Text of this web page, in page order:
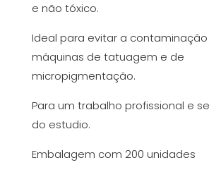
e não tóxico.
Ideal para evitar a
máquinas de tatuagem e de
micropigmentação.
Para um trabalho profissional e
do estudio.
Embalagem com 200 unidades